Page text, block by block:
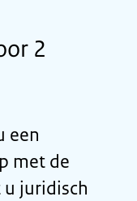
2
een
met de
juridisch